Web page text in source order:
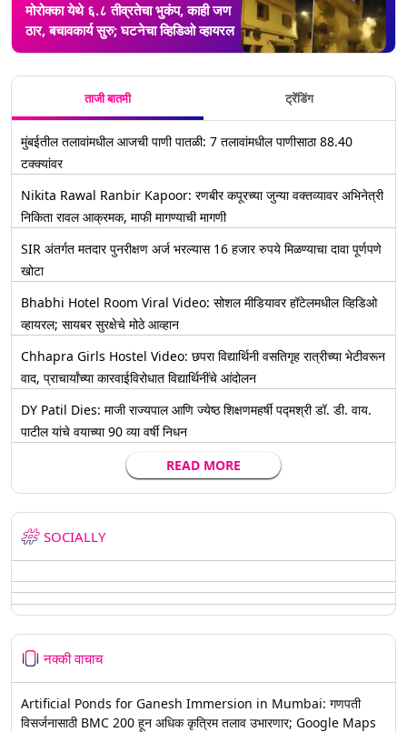
मोरोक्का येथे ६.८ तीव्रतेचा भुकंप, काही जण
ठार, बचावकार्य सुरु; घटनेचा व्हिडिओ व्हायरल
ताजी बातमी ट्रेंडिंग
मुंबईतील तलावांमधील आजची पाणी पातळी: 7 तलावांमधील पाणीसाठा 88.40
टक्क्यांवर
Nikita Rawal Ranbir Kapoor: रणबीर कपूरच्या जुन्या वक्तव्यावर अभिनेत्री
निकिता रावल आक्रमक, माफी मागण्याची मागणी
SIR अंतर्गत मतदार पुनरीक्षण अर्ज भरल्यास 16 हजार रुपये मिळण्याचा दावा पूर्णपणे
खोटा
Bhabhi Hotel Room Viral Video: सोशल मीडियावर हॉटेलमधील व्हिडिओ
व्हायरल; सायबर सुरक्षेचे मोठे आव्हान
Chhapra Girls Hostel Video: छपरा विद्यार्थिनी वसतिगृह रात्रीच्या भेटीवरून
वाद, प्राचार्यांच्या कारवाईविरोधात विद्यार्थिनींचे आंदोलन
DY Patil Dies: माजी राज्यपाल आणि ज्येष्ठ शिक्षणमहर्षी पद्मश्री डॉ. डी. वाय.
पाटील यांचे वयाच्या 90 व्या वर्षी निधन
READ MORE
SOCIALLY
नक्की वाचाच
Artificial Ponds for Ganesh Immersion in Mumbai: गणपती
विसर्जनासाठी BMC 200 हून अधिक कृत्रिम तलाव उभारणार; Google Maps